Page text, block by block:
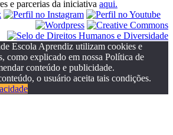
e parcerias da iniciativa aqui.
Escola Aprendiz utilizam cookies e
como explicado em nossa Política de
conteúdo e publicidade.
o usuário aceita tais condições.